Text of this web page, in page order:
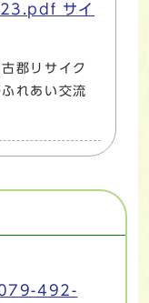
サイ
郡リサイク
れあい交流
492-